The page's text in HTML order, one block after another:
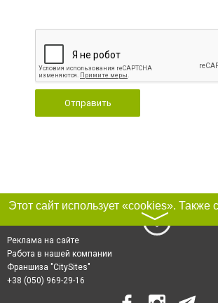
Отправить
〉
Реклама на сайте
Работа в нашей компании
Франшиза "CitySites"
+38 (050) 969-29-16